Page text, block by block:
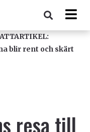
blir rent och skärt
resa till